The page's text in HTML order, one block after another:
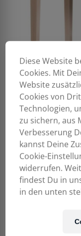
Diese Website
Cookies. Mit
Website
Cookies von
Technologien,
zu sichern, aus
Verbesserung
kannst Deine
Cookie-
widerrufen.
findest Du in
in den unten